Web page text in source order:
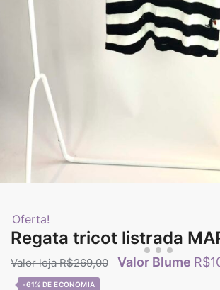
Oferta!
Regata tricot listrada
R$269,00 R$
-61%